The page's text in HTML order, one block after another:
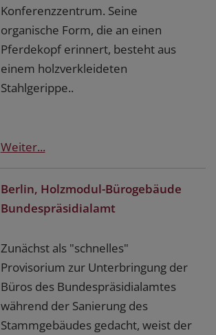
Konferenzzentrum. Seine
organische Form, die an einen
Pferdekopf erinnert, besteht aus
einem holzverkleideten
Stahlgerippe..
Weiter...
Berlin, Holzmodul-Bürogebäude
Bundespräsidialamt
Zunächst als "schnelles"
Provisorium zur Unterbringung der
Büros des Bundespräsidialamtes
während der Sanierung des
Stammgebäudes gedacht, weist der